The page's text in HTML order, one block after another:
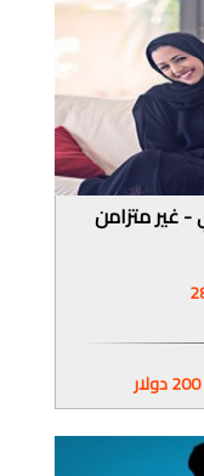
- غير متزامن
200 دولار